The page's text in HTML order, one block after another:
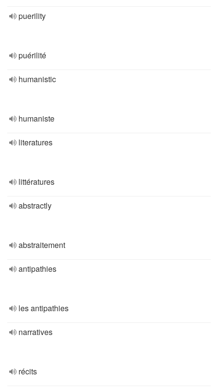
puerility
puérilité
humanistic
humaniste
literatures
littératures
abstractly
abstraitement
antipathies
les antipathies
narratives
récits